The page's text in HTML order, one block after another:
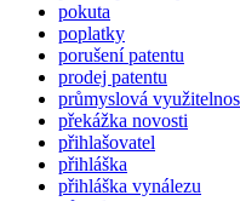
pokuta
poplatky
porušení patentu
prodej patentu
průmyslová
překážka novosti
přihlašovatel
přihláška
přihláška vynálezu